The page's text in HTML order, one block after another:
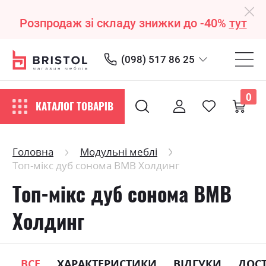
Розпродаж зі складу знижки до -40% тут
(098) 517 86 25
КАТАЛОГ ТОВАРІВ
0
Головна
Модульні меблі
Топ-мікс дуб сонома ВМВ Холдинг
Топ-мікс дуб сонома ВМВ
Холдинг